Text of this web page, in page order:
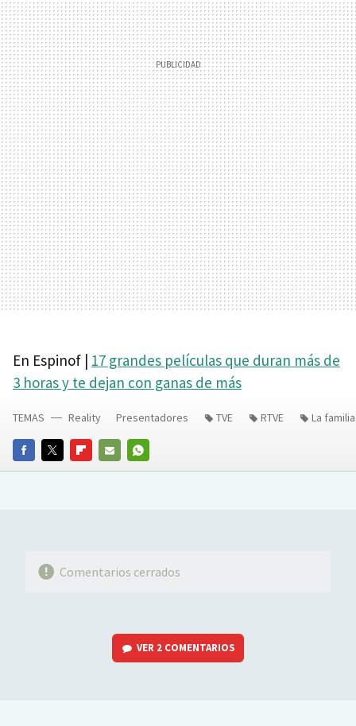
En Espinof | 17 grandes películas que duran más de
3 horas y te dejan con ganas de más
FACEBOOKTWITTERFLIPBOARD
E-
WHATSAPP
TEMAS Reality Presentadores TVE RTVE La
Comentarios cerrados
VER 2 COMENTARIOS